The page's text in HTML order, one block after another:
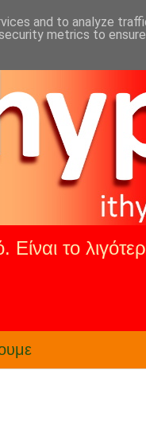
το
and to analyze
metrics to